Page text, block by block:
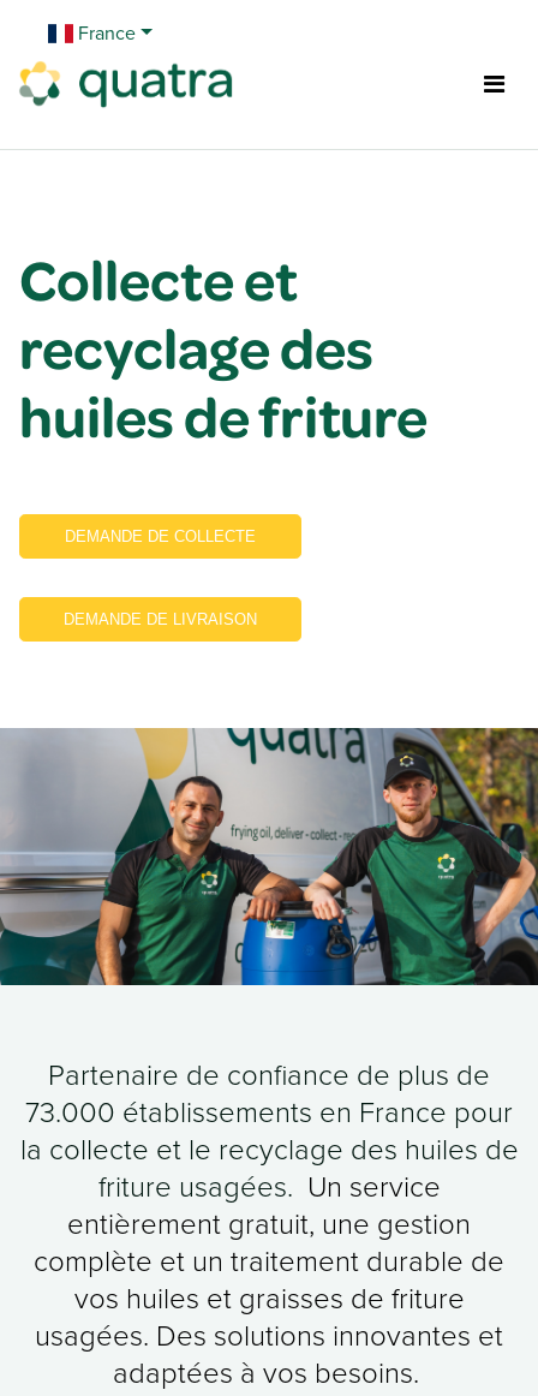
France
Collecte et
recyclage des
huiles de friture
DEMANDE DE COLLECTE
DEMANDE DE LIVRAISON
Partenaire de confiance de plus de
73.000 établissements en France pour
la collecte et le recyclage des huiles de
friture usagées. Un service
entièrement gratuit, une gestion
complète et un traitement durable de
vos huiles et graisses de friture
usagées. Des solutions innovantes et
adaptées à vos besoins.